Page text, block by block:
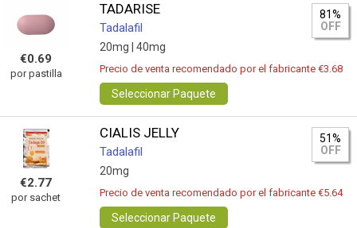
€0.69
por pastilla
TADARISE
Tadalafil
20mg | 40mg
81%
OFF
Precio de venta recomendado por el fabricante €3.68
Seleccionar Paquete
€2.77
por sachet
CIALIS JELLY
Tadalafil
20mg
51%
OFF
Precio de venta recomendado por el fabricante €5.64
Seleccionar Paquete